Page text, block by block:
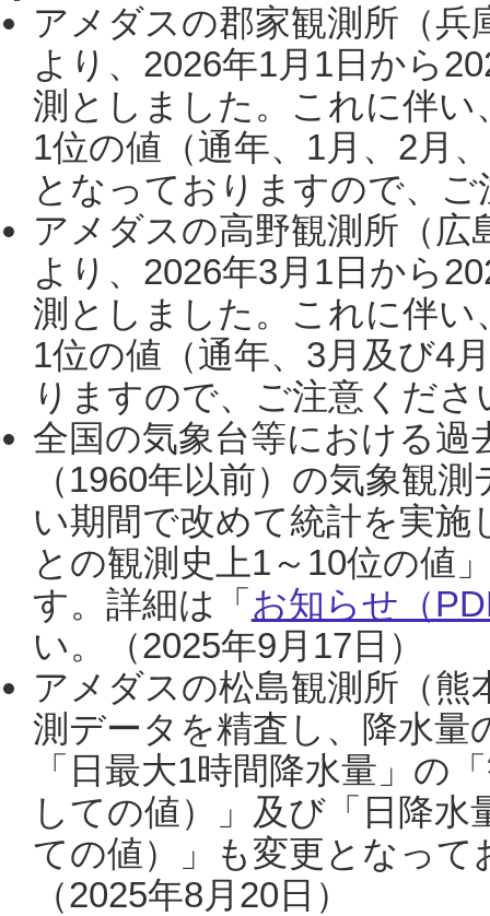
アメダスの郡家観測所（
より、2026年1月1日から
測としました。これに伴い
1位の値（通年、1月、2月
となっておりますので、
アメダスの高野観測所（
より、2026年3月1日から
測としました。これに伴い
1位の値（通年、3月及び4
りますので、ご注意くだ
全国の気象台等における過
（1960年以前）の気象観
い期間で改めて統計を実
との観測史上1～10位の値
す。詳細は「 お知らせ（
い。（2025年9月17日）
アメダスの松島観測所（熊
測データを精査し、降水
「日最大1時間降水量」の
しての値）」及び「日降
ての値）」も変更となっ
（2025年8月20日）